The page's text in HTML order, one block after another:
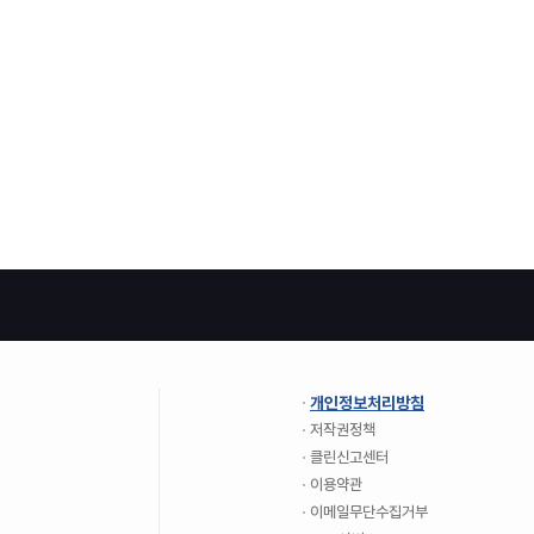
개인정보처리방침
저작권정책
클린신고센터
이용약관
이메일무단수집거부